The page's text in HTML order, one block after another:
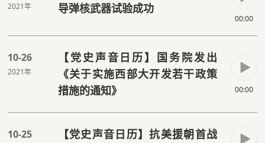
2021年
导弹核武器试验成功
00:00
10-26
2021年
【党史声音日历】国务院发出
《关于实施西部大开发若干政策
措施的通知》
00:00
10-25
【党史声音日历】抗美援朝首战